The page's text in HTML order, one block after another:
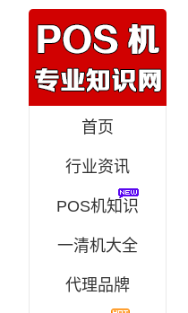
首页
行业资讯
POS机知识
一清机大全
代理品牌